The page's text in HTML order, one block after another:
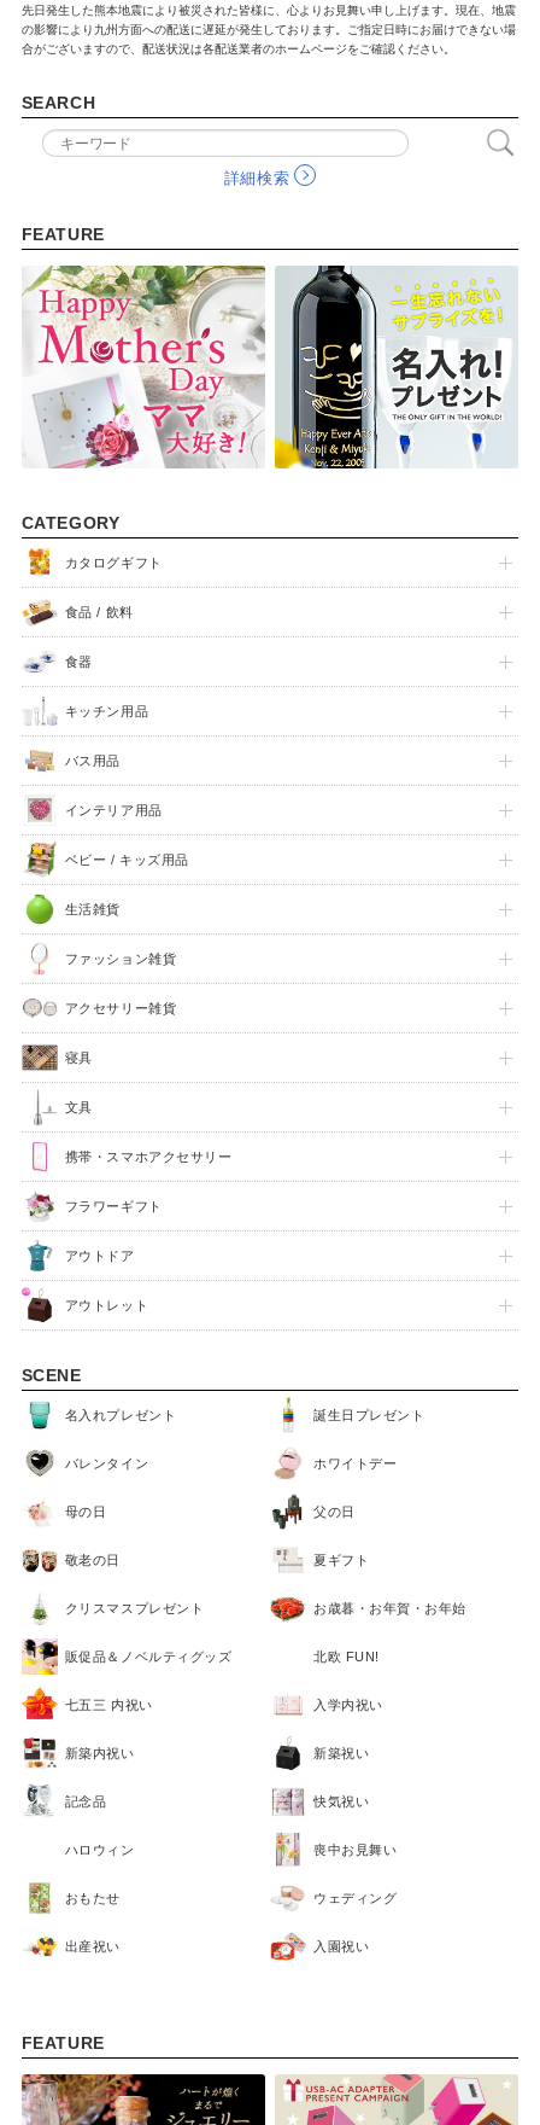
名入れプレゼント 誕生日プレゼント
バレンタイン ホワイトデー
母の日
敬老の日 夏ギフト
販促品＆ノベルティグッズ 北欧 FUN!
七五三 内祝い 入学内祝い
新築内祝い 新築祝い
記念品 快気祝い
ハロウィン 喪中お見舞い
出産祝い 入園祝い
FEATURE
先日発生した熊本地震により被災された皆様に、心よりお見舞い申し上げます。現在、地震
の影響により九州方面への配送に遅延が発生しております。ご指定日時にお届けできない場
合がございますので、配送状況は各配送業者のホームページをご確認ください。
SEARCH
詳細検索
FEATURE
CATEGORY
カタログギフト
食品 / 飲料
食器
キッチン用品
バス用品
インテリア用品
ベビー / キッズ用品
生活雑貨
ファッション雑貨
アクセサリー雑貨
寝具
文具
携帯・スマホアクセサリー
フラワーギフト
アウトドア
アウトレット
SCENE
名入れプレゼント 誕生日プレゼント
バレンタイン ホワイトデー
母の日 父の日
敬老の日 夏ギフト
クリスマスプレゼント お歳暮・お年賀・お年始
販促品＆ノベルティグッズ 北欧 FUN!
七五三 内祝い 入学内祝い
新築内祝い 新築祝い
記念品 快気祝い
ハロウィン 喪中お見舞い
おもたせ ウェディング
出産祝い 入園祝い
FEATURE